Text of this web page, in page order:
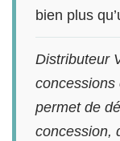
bien plus
Distributeur
concessions
permet de
concession,